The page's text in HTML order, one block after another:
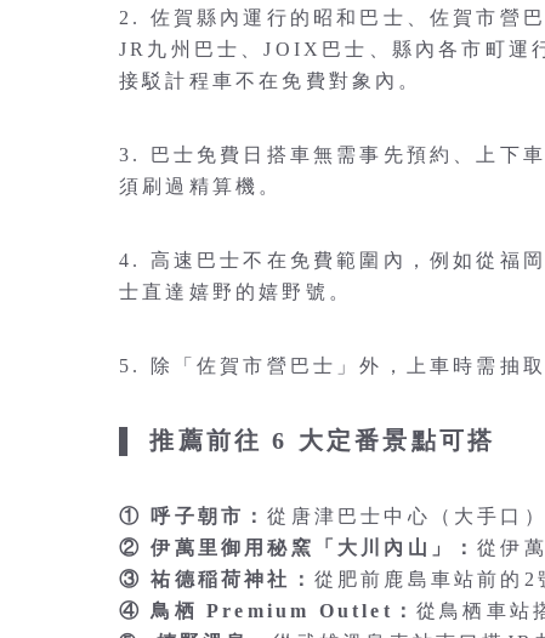
2. 佐賀縣內運行的昭和巴士、佐賀市營
JR九州巴士、JOIX巴士、縣內各市町運
接駁計程車不在免費對象內。
3. 巴士免費日搭車無需事先預約、上下
須刷過精算機。
4. 高速巴士不在免費範圍內，例如從福
士直達嬉野的嬉野號。
5. 除「佐賀市營巴士」外，上車時需抽
▌ 推薦前往 6 大定番景點可搭
① 呼子朝市：從唐津巴士中心（大手口
② 伊萬里御用秘窯「大川內山」：從伊
③ 祐德稲荷神社： 從肥前鹿島車站前的2
④ 鳥栖 Premium Outlet： 從鳥栖車站